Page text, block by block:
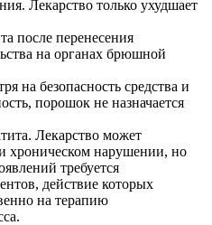
Лекарство только ухудшает
после перенесения
на органах брюшной
на безопасность средства и
порошок не назначается
Лекарство может
хроническом нарушении, но
требуется
действие которых
на терапию